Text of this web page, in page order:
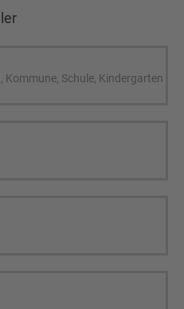
Kommune, Schule, Kindergarten